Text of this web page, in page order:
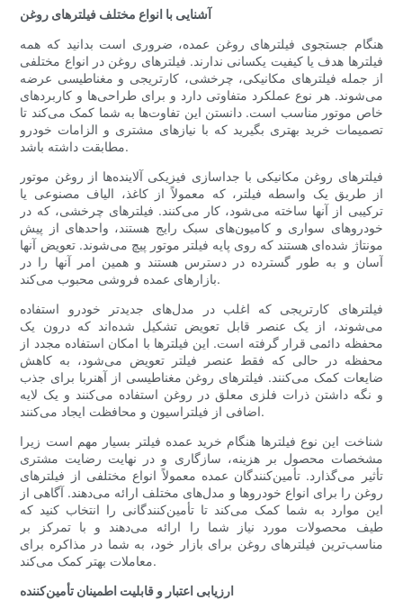
آشنایی با انواع مختلف فیلترهای روغن
هنگام جستجوی فیلترهای روغن عمده، ضروری است بدانید که همه
فیلترها هدف یا کیفیت یکسانی ندارند. فیلترهای روغن در انواع مختلفی
از جمله فیلترهای مکانیکی، چرخشی، کارتریجی و مغناطیسی عرضه
می‌شوند. هر نوع عملکرد متفاوتی دارد و برای طراحی‌ها و کاربردهای
خاص موتور مناسب است. دانستن این تفاوت‌ها به شما کمک می‌کند تا
تصمیمات خرید بهتری بگیرید که با نیازهای مشتری و الزامات خودرو
مطابقت داشته باشد.
فیلترهای روغن مکانیکی با جداسازی فیزیکی آلاینده‌ها از روغن موتور
از طریق یک واسطه فیلتر، که معمولاً از کاغذ، الیاف مصنوعی یا
ترکیبی از آنها ساخته می‌شود، کار می‌کنند. فیلترهای چرخشی، که در
خودروهای سواری و کامیون‌های سبک رایج هستند، واحدهای از پیش
مونتاژ شده‌ای هستند که روی پایه فیلتر موتور پیچ می‌شوند. تعویض آنها
آسان و به طور گسترده در دسترس هستند و همین امر آنها را در
بازارهای عمده فروشی محبوب می‌کند.
فیلترهای کارتریجی که اغلب در مدل‌های جدیدتر خودرو استفاده
می‌شوند، از یک عنصر قابل تعویض تشکیل شده‌اند که درون یک
محفظه دائمی قرار گرفته است. این فیلترها با امکان استفاده مجدد از
محفظه در حالی که فقط عنصر فیلتر تعویض می‌شود، به کاهش
ضایعات کمک می‌کنند. فیلترهای روغن مغناطیسی از آهنربا برای جذب
و نگه داشتن ذرات فلزی معلق در روغن استفاده می‌کنند و یک لایه
اضافی از فیلتراسیون و محافظت ایجاد می‌کنند.
شناخت این نوع فیلترها هنگام خرید عمده فیلتر بسیار مهم است زیرا
مشخصات محصول بر هزینه، سازگاری و در نهایت رضایت مشتری
تأثیر می‌گذارد. تأمین‌کنندگان عمده معمولاً انواع مختلفی از فیلترهای
روغن را برای انواع خودروها و مدل‌های مختلف ارائه می‌دهند. آگاهی از
این موارد به شما کمک می‌کند تا تأمین‌کنندگانی را انتخاب کنید که
طیف محصولات مورد نیاز شما را ارائه می‌دهند و با تمرکز بر
مناسب‌ترین فیلترهای روغن برای بازار خود، به شما در مذاکره برای
معاملات بهتر کمک می‌کند.
ارزیابی اعتبار و قابلیت اطمینان تأمین‌کننده